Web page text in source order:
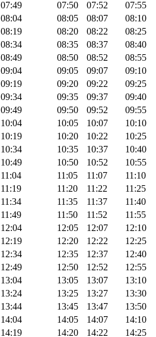
07:49 07:50 07:52 07:55
08:04 08:05 08:07 08:10
08:19 08:20 08:22 08:25
08:34 08:35 08:37 08:40
08:49 08:50 08:52 08:55
09:04 09:05 09:07 09:10
09:19 09:20 09:22 09:25
09:34 09:35 09:37 09:40
09:49 09:50 09:52 09:55
10:04 10:05 10:07 10:10
10:19 10:20 10:22 10:25
10:34 10:35 10:37 10:40
10:49 10:50 10:52 10:55
11:04 11:05 11:07 11:10
11:19 11:20 11:22 11:25
11:34 11:35 11:37 11:40
11:49 11:50 11:52 11:55
12:04 12:05 12:07 12:10
12:19 12:20 12:22 12:25
12:34 12:35 12:37 12:40
12:49 12:50 12:52 12:55
13:04 13:05 13:07 13:10
13:24 13:25 13:27 13:30
13:44 13:45 13:47 13:50
14:04 14:05 14:07 14:10
14:19 14:20 14:22 14:25